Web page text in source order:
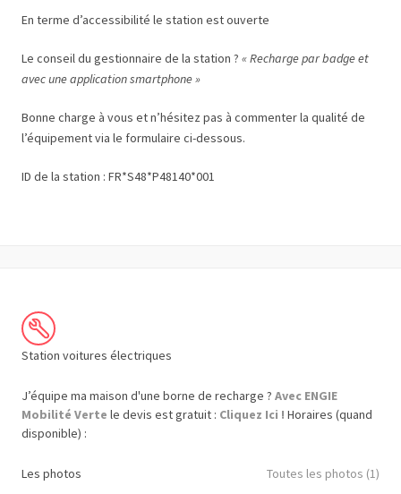
En terme d’accessibilité le station est ouverte
Le conseil du gestionnaire de la station ? « Recharge par badge et
avec une application smartphone »
Bonne charge à vous et n’hésitez pas à commenter la qualité de
l’équipement via le formulaire ci-dessous.
ID de la station : FR*S48*P48140*001
Station voitures électriques
J’équipe ma maison d'une borne de recharge ? Avec ENGIE
Mobilité Verte le devis est gratuit : Cliquez Ici ! Horaires (quand
disponible) :
Les photos Toutes les photos (1)